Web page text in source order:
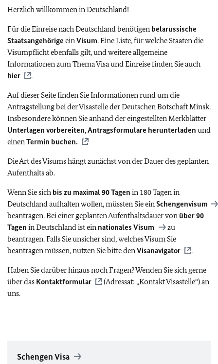
Herzlich willkommen in Deutschland!
Für die Einreise nach Deutschland benötigen belarussische
Staatsangehörige einVisum. Eine Liste, für welche Staaten die
Visumpflicht ebenfalls gilt, und weitere allgemeine
Informationen zum Thema Visa und Einreise finden Sie auch
hier
.
Auf dieser Seite finden Sie Informationen rund um die
Antragstellung bei der Visastelle der Deutschen Botschaft Minsk.
Insbesondere können Sie anhand der eingestellten Merkblätter
Unterlagen vorbereiten,Antragsformulare herunterladen und
einenTermin buchen.
Die Art des Visums hängt zunächst von der Dauer des geplanten
Aufenthalts ab.
Wenn Sie sich bis zu maximal 90 Tagen in 180 Tagen in
Deutschland aufhalten wollen, müssten Sie einSchengenvisum
beantragen. Bei einer geplanten Aufenthaltsdauer von über 90
Tagen in Deutschland ist ein nationales Visum
zu
beantragen. Falls Sie unsicher sind, welches Visum Sie
beantragen müssen, nutzen Sie bitte denVisanavigator .
Haben Sie darüber hinaus noch Fragen? Wenden Sie sich gerne
über das Kontaktformular
(Adressat: „Kontakt Visastelle“) an
uns.
Schengen Visa